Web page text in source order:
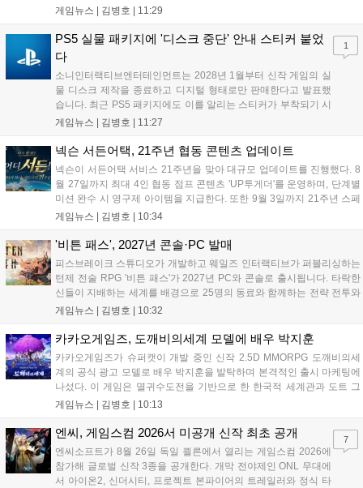
포함된다. 전국 매장 및 배달 앱으로 구매 가능하며, 수익금은 사회 공헌
세한 정보는 공식 홈페이지에서 확인 가능하다....
게임뉴스 | 김병호 11:29
PS5 실물 패키지에 '디스크 중단' 안내 스티커 붙었
다
소니인터랙티브엔터테인먼트는 2028년 1월부터 신작 게임의 실
물 디스크 제작을 종료하고 디지털 형태로만 판매한다고 발표했
습니다. 최근 PS5 패키지에도 이를 알리는 스티커가 부착되기 시
작했으며, 기존 디스크는 계속 이용 가능합니다. 7월 31일 실적
은 신중히 추진하겠다고 밝혔습니다. 향후 지역별 유통 방식은 미
정입니다....
게임뉴스 | 김병호 11:27
1
넥슨 서든어택, 21주년 협동 콘텐츠 업데이트
넥슨이 서든어택 서비스 21주년을 맞아 대규모 업데이트를 진행했다. 8
월 27일까지 최대 4인 협동 점프 콘텐츠 'UP투게더'를 운영하며, 단계별
미션 완수 시 영구제 아이템을 지급한다. 또한 9월 3일까지 21주년 스페
셜 교환소와 웹 이벤트, 출석 챌린지 등 다채로운 행사를 연다. 8월 9일까
운영하며 혜택을 제공한다. 특히 8월 6일 오후 8시에는 공식 SOOP 채널
에서 '2026 시즌3 서든라이브' 생방송을 통해 업데이트를 소개하고 시청
자에게 다양한 보상을 지급할 예정이다....
게임뉴스 | 김병호 10:34
'비튼 패스', 2027년 콘솔·PC 발매
피스브레이크 스튜디오가 개발하고 웨일즈 인터랙티브가 퍼블리싱하는
턴제 전술 RPG '비튼 패스'가 2027년 PC와 콘솔로 출시됩니다. 타락한
신들이 지배하는 세계를 배경으로 25명의 동료와 함께하는 전략 전투와
듀얼 잡 시스템이 특징입니다. 킥스타터 펀딩을 성공적으로 마친 이 게
은 미정입니다....
게임뉴스 | 김병호 10:32
카카오게임즈, 도깨비의세계 모델에 배우 박지훈
카카오게임즈가 슈퍼캣이 개발 중인 신작 2.5D MMORPG 도깨비의세
계의 공식 광고 모델로 배우 박지훈을 발탁하며 본격적인 출시 마케팅에
나섰다. 이 게임은 멸귀수도전을 기반으로 한 한국적 세계관과 도트 그
래픽이 특징이다. 오는 8월 사전등록을 시작으로 9월에는 쇼케이스를 통
즈는 박지훈의 이미지를 활용해 게임의 독창적인 재미를 알릴 계획이
다....
게임뉴스 | 김병호 10:13
엔씨, 게임스컴 2026서 미공개 신작 최초 공개
엔씨소프트가 8월 26일 독일 쾰른에서 열리는 게임스컴 2026에
참가해 글로벌 신작 3종을 공개한다. 개막 전야제인 ONL 무대에
서 아이온2, 신더시티, 프로젝트 본파이어의 트레일러와 정식 타
7